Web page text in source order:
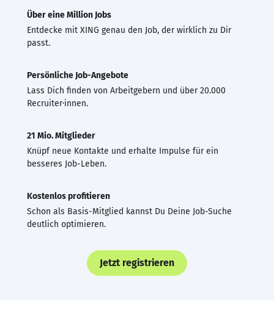
Über eine Million Jobs
Entdecke mit XING genau den Job, der wirklich zu Dir
passt.
Persönliche Job-Angebote
Lass Dich finden von Arbeitgebern und über 20.000
Recruiter·innen.
21 Mio. Mitglieder
Knüpf neue Kontakte und erhalte Impulse für ein
besseres Job-Leben.
Kostenlos profitieren
Schon als Basis-Mitglied kannst Du Deine Job-Suche
deutlich optimieren.
Jetzt registrieren